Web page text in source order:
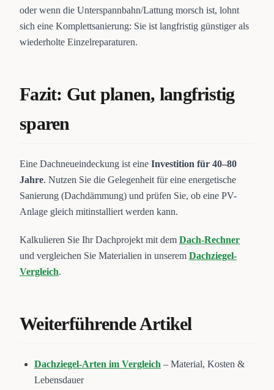
oder wenn die Unterspannbahn/Lattung morsch ist, lohnt
sich eine Komplettsanierung: Sie ist langfristig günstiger als
wiederholte Einzelreparaturen.
Fazit: Gut planen, langfristig
sparen
Eine Dachneueindeckung ist eine Investition für 40–80
Jahre. Nutzen Sie die Gelegenheit für eine energetische
Sanierung (Dachdämmung) und prüfen Sie, ob eine PV-
Anlage gleich mitinstalliert werden kann.
Kalkulieren Sie Ihr Dachprojekt mit dem Dach-Rechner
und vergleichen Sie Materialien in unserem Dachziegel-
Vergleich.
Weiterführende Artikel
Dachziegel-Arten im Vergleich – Material, Kosten &
Lebensdauer